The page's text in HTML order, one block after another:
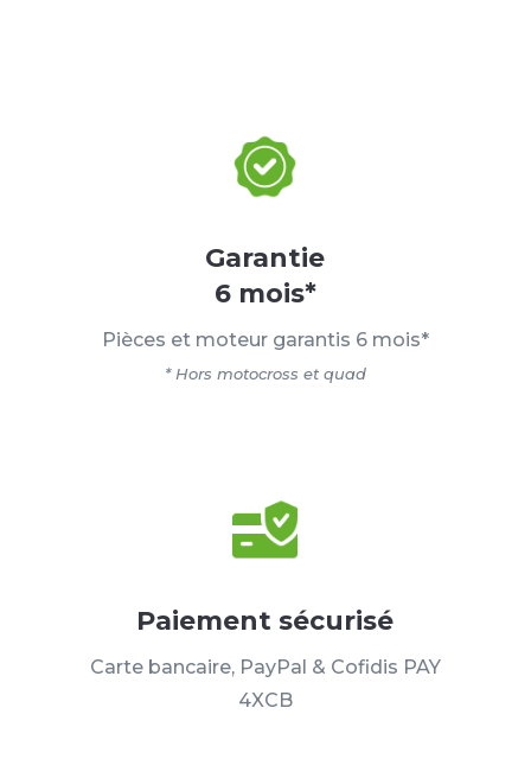
Garantie
6 mois*
Pièces et moteur garantis 6 mois*
* Hors motocross et quad
Paiement sécurisé
Carte bancaire, PayPal & Cofidis PAY
4XCB